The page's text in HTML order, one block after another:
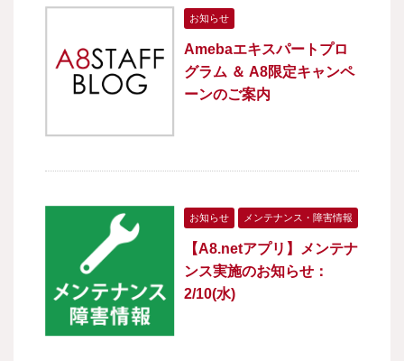
お知らせ
Amebaエキスパートプロ
グラム ＆ A8限定キャンペ
ーンのご案内
お知らせ メンテナンス・障害情報
【A8.netアプリ】メンテナ
ンス実施のお知らせ：
2/10(水)